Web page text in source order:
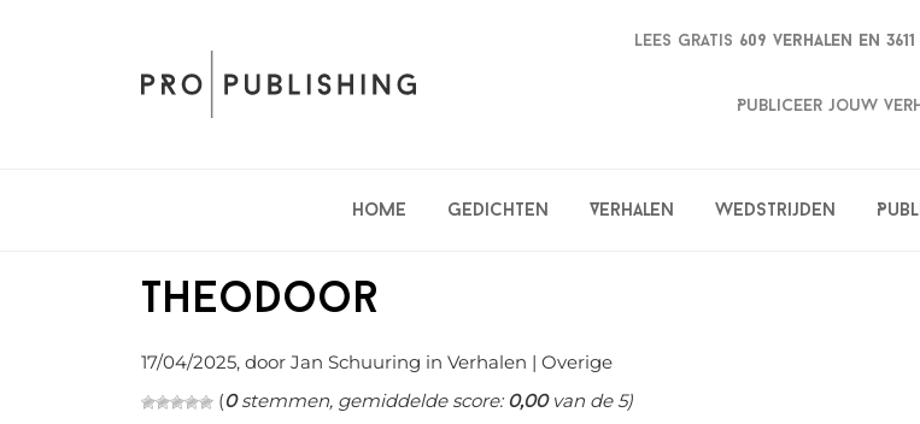
Lees gratis 609 verhalen en
Publiceer jouw
Home Gedichten Verhalen Wedstrijden
Theodoor
17/04/2025, door Jan Schuuring in Verhalen | Overige
(0stemmen, gemiddelde score:0,00van de 5)